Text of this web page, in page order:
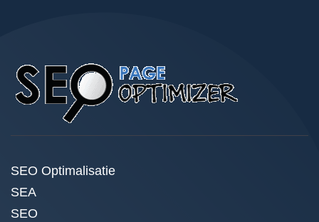
SEO Optimalisatie
SEA
SEO